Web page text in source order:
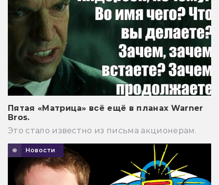
Пятая «Матрица» всё ещё в планах Warner
Bros.
Это стало известно из письма акционерам.
Новости